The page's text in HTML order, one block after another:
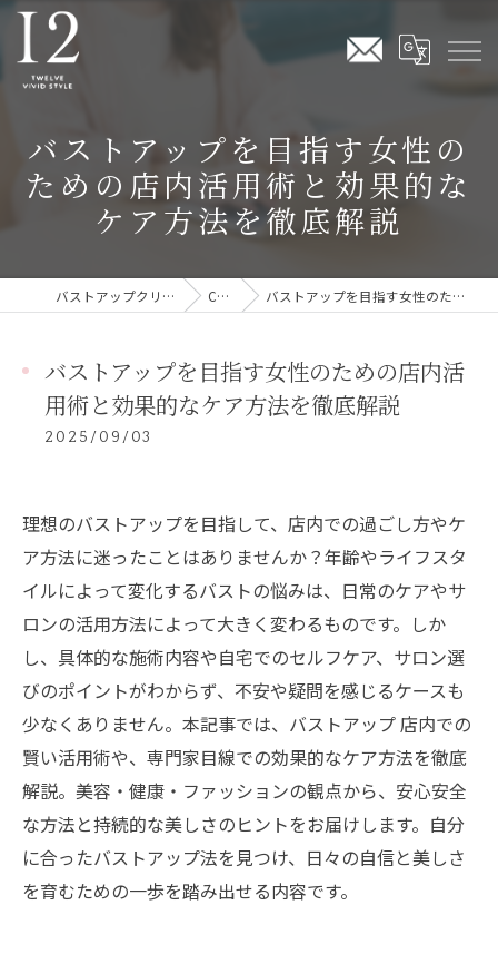
バストアップを目指す女性の
ための店内活用術と効果的な
ケア方法を徹底解説
バストアップクリームならTwelve Vivid Style COLUMN バストアップを目指す女性のための店内活用術と効果的なケア方法を徹底解説
バストアップを目指す女性のための店内活
用術と効果的なケア方法を徹底解説
2025/09/03
理想のバストアップを目指して、店内での過ごし方やケ
ア方法に迷ったことはありませんか？年齢やライフスタ
イルによって変化するバストの悩みは、日常のケアやサ
ロンの活用方法によって大きく変わるものです。しか
し、具体的な施術内容や自宅でのセルフケア、サロン選
びのポイントがわからず、不安や疑問を感じるケースも
少なくありません。本記事では、バストアップ 店内での
賢い活用術や、専門家目線での効果的なケア方法を徹底
解説。美容・健康・ファッションの観点から、安心安全
な方法と持続的な美しさのヒントをお届けします。自分
に合ったバストアップ法を見つけ、日々の自信と美しさ
を育むための一歩を踏み出せる内容です。